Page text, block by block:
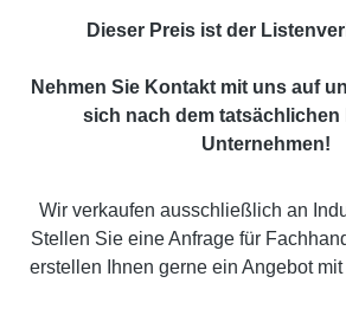
Dieser Preis ist der
Nehmen Sie Kontakt mit uns auf
sich nach dem tatsächlichen
Unternehmen!
Wir verkaufen ausschließlich an
Stellen Sie eine Anfrage für
erstellen Ihnen gerne ein Angebot